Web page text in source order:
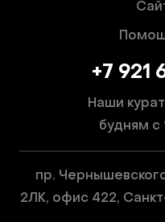
+7
Наши
будням с
пр.
2ЛК, офис 422,